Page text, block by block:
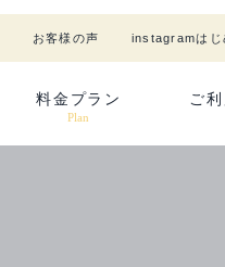
お客様の声 instagramはじ
料金プラン
Plan
ご